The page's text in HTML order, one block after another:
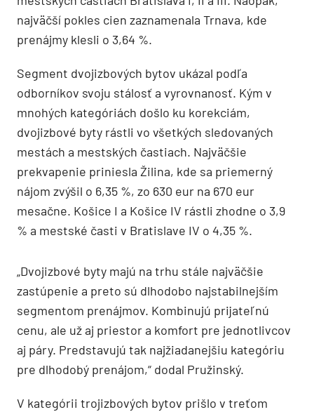
najväčší pokles cien zaznamenala Trnava, kde
prenájmy klesli o 3,64 %.
Segment dvojizbových bytov ukázal podľa
odborníkov svoju stálosť a vyrovnanosť. Kým v
mnohých kategóriách došlo ku korekciám,
dvojizbové byty rástli vo všetkých sledovaných
mestách a mestských častiach. Najväčšie
prekvapenie priniesla Žilina, kde sa priemerný
nájom zvýšil o 6,35 %, zo 630 eur na 670 eur
mesačne. Košice I a Košice IV rástli zhodne o 3,9
% a mestské časti v Bratislave IV o 4,35 %.
„Dvojizbové byty majú na trhu stále najväčšie
zastúpenie a preto sú dlhodobo najstabilnejším
segmentom prenájmov. Kombinujú prijateľnú
cenu, ale už aj priestor a komfort pre jednotlivcov
aj páry. Predstavujú tak najžiadanejšiu kategóriu
pre dlhodobý prenájom,“ dodal Pružinský.
V kategórii trojizbových bytov prišlo v treťom